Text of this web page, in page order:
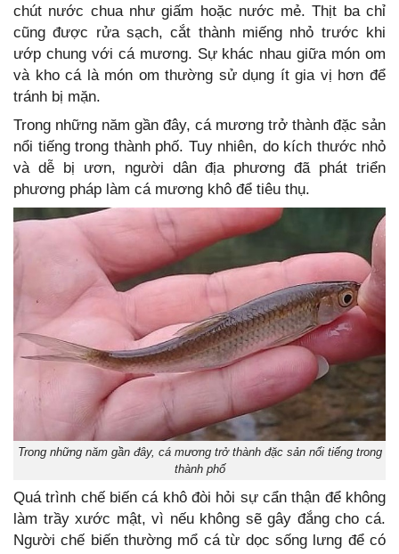
chút nước chua như giấm hoặc nước mẻ. Thịt ba chỉ
cũng được rửa sạch, cắt thành miếng nhỏ trước khi
ướp chung với cá mương. Sự khác nhau giữa món om
và kho cá là món om thường sử dụng ít gia vị hơn để
tránh bị mặn.
Trong những năm gần đây, cá mương trở thành đặc sản
nổi tiếng trong thành phố. Tuy nhiên, do kích thước nhỏ
và dễ bị ươn, người dân địa phương đã phát triển
phương pháp làm cá mương khô để tiêu thụ.
Trong những năm gần đây, cá mương trở thành đặc sản nổi tiếng trong
thành phố
Quá trình chế biến cá khô đòi hỏi sự cẩn thận để không
làm trầy xước mật, vì nếu không sẽ gây đắng cho cá.
Người chế biến thường mổ cá từ dọc sống lưng để có